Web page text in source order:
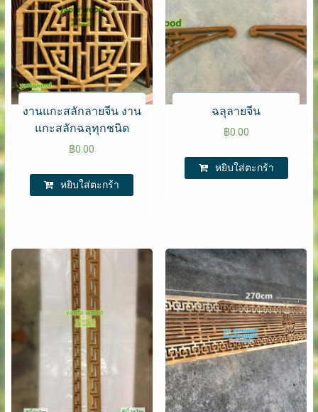
งานแกะสลักลายจีน งาน
แกะสลักฉลุทุกชนิด
฿0.00
หยิบใส่ตะกร้า
ฉลุลายจีน
฿0.00
หยิบใส่ตะกร้า